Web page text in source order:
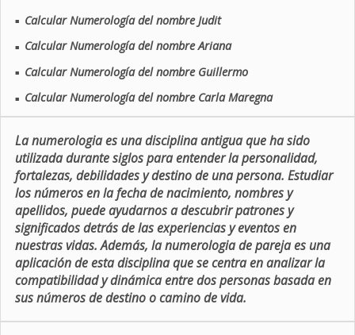
■ Calcular Numerología del nombre Judit
■ Calcular Numerología del nombre Ariana
■ Calcular Numerología del nombre Guillermo
■ Calcular Numerología del nombre Carla Maregna
La numerologia es una disciplina antigua que ha sido
utilizada durante siglos para entender la personalidad,
fortalezas, debilidades y destino de una persona. Estudiar
los números en la fecha de nacimiento, nombres y
apellidos, puede ayudarnos a descubrir patrones y
significados detrás de las experiencias y eventos en
nuestras vidas. Además, la numerologia de pareja es una
aplicación de esta disciplina que se centra en analizar la
compatibilidad y dinámica entre dos personas basada en
sus números de destino o camino de vida.